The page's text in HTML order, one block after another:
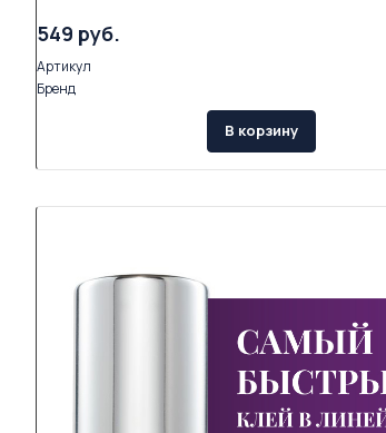
549 руб.
Артикул
Бренд
В корзину